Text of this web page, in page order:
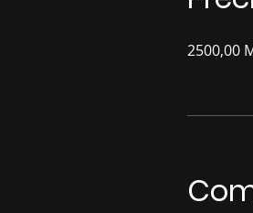
2500,00